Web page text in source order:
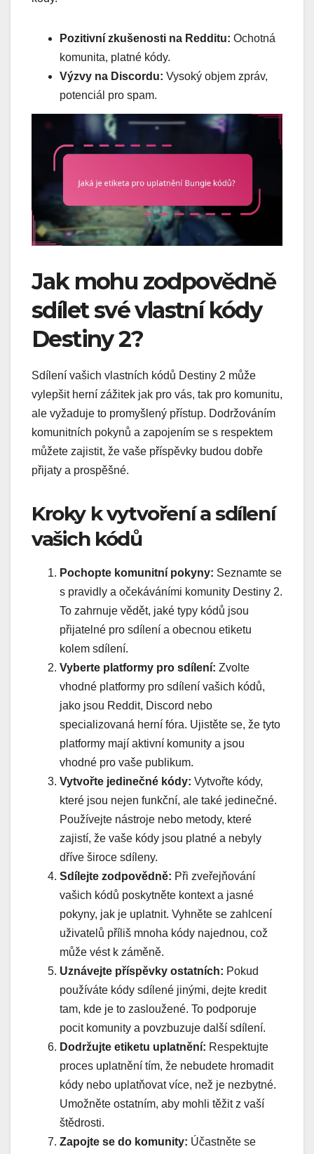
Pozitivní zkušenosti na Redditu: Ochotná
komunita, platné kódy.
Výzvy na Discordu: Vysoký objem zpráv,
potenciál pro spam.
Jak mohu zodpovědně
sdílet své vlastní kódy
Destiny 2?
Sdílení vašich vlastních kódů Destiny 2 může
vylepšit herní zážitek jak pro vás, tak pro komunitu,
ale vyžaduje to promyšlený přístup. Dodržováním
komunitních pokynů a zapojením se s respektem
můžete zajistit, že vaše příspěvky budou dobře
přijaty a prospěšné.
Kroky k vytvoření a sdílení
vašich kódů
Pochopte komunitní pokyny: Seznamte se
s pravidly a očekáváními komunity Destiny 2.
To zahrnuje vědět, jaké typy kódů jsou
přijatelné pro sdílení a obecnou etiketu
kolem sdílení.
Vyberte platformy pro sdílení: Zvolte
vhodné platformy pro sdílení vašich kódů,
jako jsou Reddit, Discord nebo
specializovaná herní fóra. Ujistěte se, že tyto
platformy mají aktivní komunity a jsou
vhodné pro vaše publikum.
Vytvořte jedinečné kódy: Vytvořte kódy,
které jsou nejen funkční, ale také jedinečné.
Používejte nástroje nebo metody, které
zajistí, že vaše kódy jsou platné a nebyly
dříve široce sdíleny.
Sdílejte zodpovědně: Při zveřejňování
vašich kódů poskytněte kontext a jasné
pokyny, jak je uplatnit. Vyhněte se zahlcení
uživatelů příliš mnoha kódy najednou, což
může vést k záměně.
Uznávejte příspěvky ostatních: Pokud
používáte kódy sdílené jinými, dejte kredit
tam, kde je to zasloužené. To podporuje
pocit komunity a povzbuzuje další sdílení.
Dodržujte etiketu uplatnění: Respektujte
proces uplatnění tím, že nebudete hromadit
kódy nebo uplatňovat více, než je nezbytné.
Umožněte ostatním, aby mohli těžit z vaší
štědrosti.
Zapojte se do komunity: Účastněte se